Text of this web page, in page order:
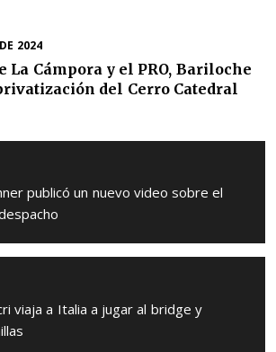
2024
La Cámpora y el PRO, Bariloche
del Cerro Catedral
publicó un nuevo video sobre el
viaja a Italia a jugar al bridge y